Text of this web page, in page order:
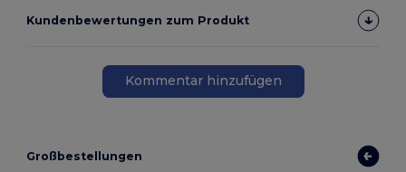
Kundenbewertungen zum Produkt
Kommentar hinzufügen
Großbestellungen